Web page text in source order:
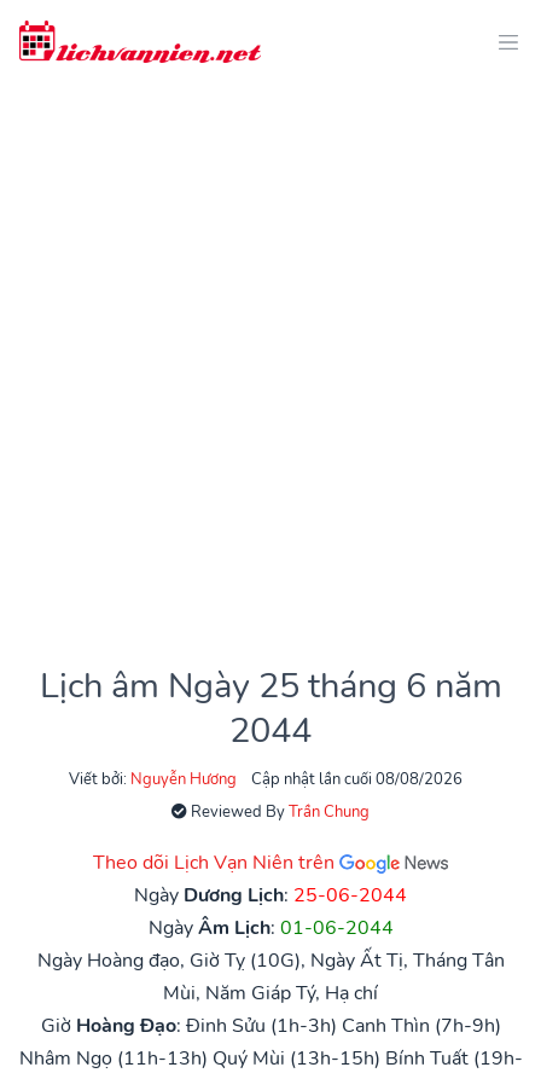
Lịch âm Ngày 25 tháng 6 năm
2044
Viết bởi: Nguyễn Hương
Cập nhật lần cuối 08/08/2026
Reviewed ByTrần Chung
Theo dõi Lịch Vạn Niên trên
Ngày Dương Lịch: 25-06-2044
NgàyÂm Lịch: 01-06-2044
Ngày Hoàng đạo, Giờ Tỵ (10G), Ngày Ất Tị, Tháng Tân
Mùi, Năm Giáp Tý, Hạ chí
Giờ Hoàng Đạo: Đinh Sửu (1h-3h) Canh Thìn (7h-9h)
Nhâm Ngọ (11h-13h) Quý Mùi (13h-15h) Bính Tuất (19h-